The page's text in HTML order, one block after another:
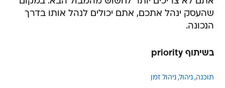
שהעסק ינהל אתכם, אתם יכולים לנהל אותו בדרך
הנכונה.
בשיתוף priority
תוכנה ניהול ניהול זמן